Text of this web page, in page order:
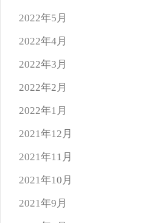
2022年5月
2022年4月
2022年3月
2022年2月
2022年1月
2021年12月
2021年11月
2021年10月
2021年9月